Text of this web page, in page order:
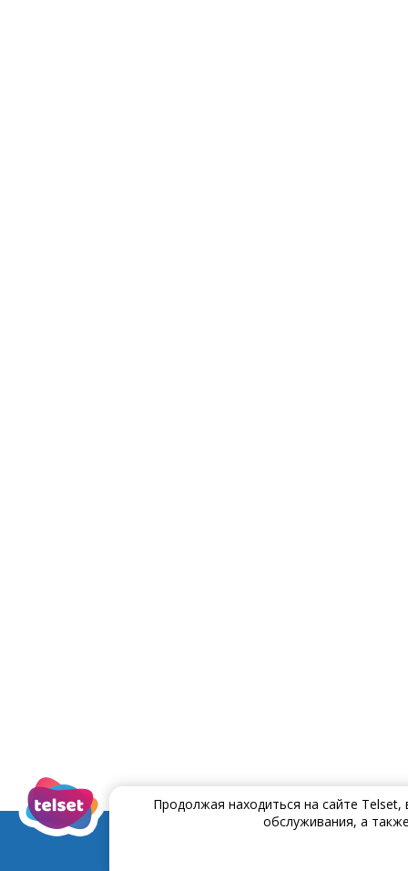
Продолжая находиться на сайте
обслуживания, а